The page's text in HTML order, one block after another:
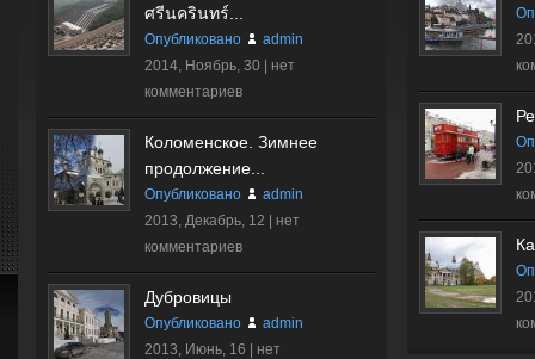
ศรีนครินทร์...
Опубликовано
admin
2014, Ноябрь, 30 | нет
комментариев
Коломенское. Зимнее
продолжение...
Опубликовано
admin
2013, Декабрь, 12 | нет
комментариев
Дубровицы
Опубликовано
admin
2013, Июнь, 16 | нет